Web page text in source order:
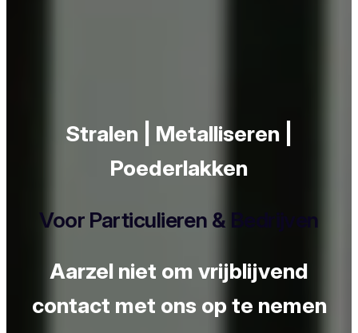
Stralen | Metalliseren |
Poederlakken
Voor Particulieren & Bedrijven
Aarzel niet om vrijblijvend
contact met ons op te nemen